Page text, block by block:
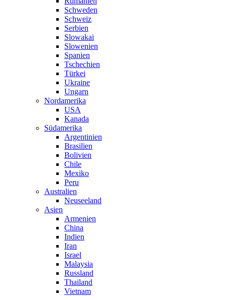
Schweden
Schweiz
Serbien
Slowakai
Slowenien
Spanien
Tschechien
Türkei
Ukraine
Ungarn
Nordamerika
USA
Kanada
Südamerika
Argentinien
Brasilien
Bolivien
Chile
Mexiko
Peru
Australien
Neuseeland
Asien
Armenien
China
Indien
Iran
Israel
Malaysia
Russland
Thailand
Vietnam